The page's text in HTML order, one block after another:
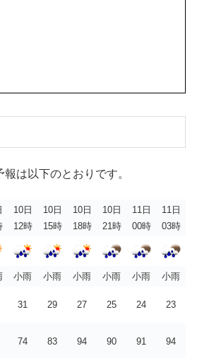
は以下のとおりです。
10日
12時
10日
15時
10日
18時
10日
21時
11日
00時
11日
03時
小雨 小雨 小雨 小雨 小雨
小雨
31 29 27 25 24 23
74 83 94 90 91 94